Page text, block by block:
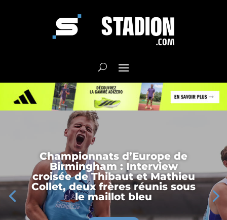
Championnats d’Europe de
Birmingham : Interview
croisée de Thibaut et Mathieu
Collet, deux frères réunis sous
le maillot bleu